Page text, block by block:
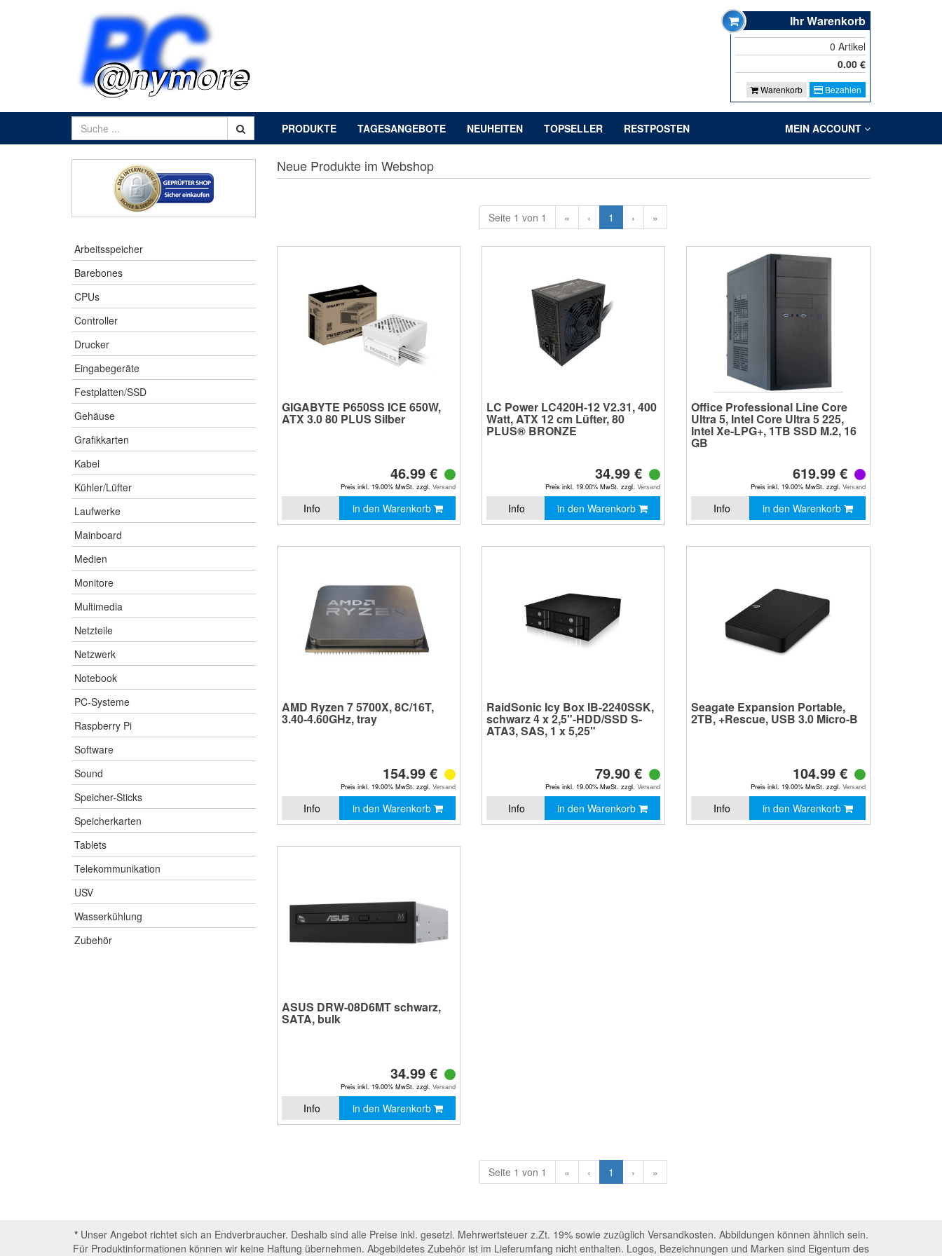
Ihr Warenkorb
0 Artikel
0.00 €
Warenkorb Bezahlen
PRODUKTE TAGESANGEBOTE NEUHEITEN TOPSELLER RESTPOSTEN MEIN ACCOUNT
Arbeitsspeicher
Barebones
CPUs
Controller
Drucker
Eingabegeräte
Festplatten/SSD
Gehäuse
Grafikkarten
Kabel
Kühler/Lüfter
Laufwerke
Mainboard
Medien
Monitore
Multimedia
Netzteile
Netzwerk
Notebook
PC-Systeme
Raspberry Pi
Software
Sound
Speicher-Sticks
Speicherkarten
Tablets
Telekommunikation
USV
Wasserkühlung
Zubehör
Neue Produkte im Webshop
Seite 1 von 1 « ‹ 1 › »
GIGABYTE P650SS ICE 650W,
ATX 3.0 80 PLUS Silber
46.99 €
Preis inkl. 19.00% MwSt. zzgl. Versand
Info in den Warenkorb
LC Power LC420H-12 V2.31, 400
Watt, ATX 12 cm Lüfter, 80
PLUS® BRONZE
34.99 €
Preis inkl. 19.00% MwSt. zzgl.Versand
Info in den Warenkorb
Office Professional Line Core
Ultra 5, Intel Core Ultra 5 225,
Intel Xe-LPG+, 1TB SSD M.2, 16
GB
619.99 €
Preis inkl. 19.00% MwSt. zzgl. Versand
Info in den Warenkorb
AMD Ryzen 7 5700X, 8C/16T,
3.40-4.60GHz, tray
154.99 €
Preis inkl. 19.00% MwSt. zzgl. Versand
Info in den Warenkorb
RaidSonic Icy Box IB-2240SSK,
schwarz 4 x 2,5"-HDD/SSD S-
ATA3, SAS, 1 x 5,25"
79.90 €
Preis inkl. 19.00% MwSt. zzgl.Versand
Info in den Warenkorb
Seagate Expansion Portable,
2TB, +Rescue, USB 3.0 Micro-B
104.99 €
Preis inkl. 19.00% MwSt. zzgl. Versand
Info in den Warenkorb
ASUS DRW-08D6MT schwarz,
SATA, bulk
34.99 €
Preis inkl. 19.00% MwSt. zzgl. Versand
Info in den Warenkorb
Seite 1 von 1 « ‹ 1 › »
*Unser Angebot richtet sich an Endverbraucher. Deshalb sind alle Preise inkl. gesetzl. Mehrwertsteuer z.Zt. 19% sowie zuzüglich Versandkosten. Abbildungen können ähnlich sein.
Für Produktinformationen können wir keine Haftung übernehmen. Abgebildetes Zubehör ist im Lieferumfang nicht enthalten. Logos, Bezeichnungen und Marken sind Eigentum des